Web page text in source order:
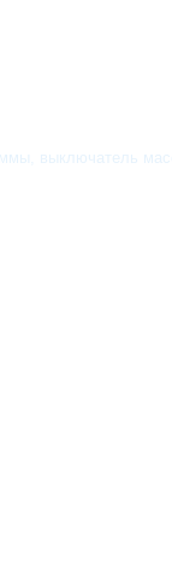
выключатель